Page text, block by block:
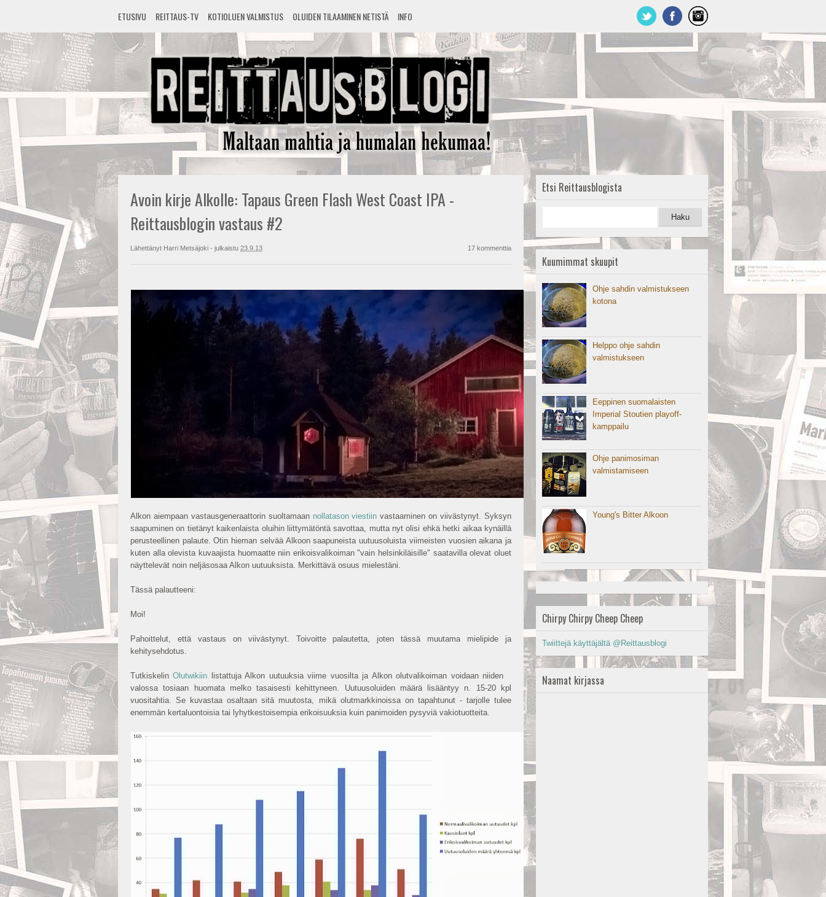
ETUSIVU REITTAUS-TV KOTIOLUEN VALMISTUS OLUIDEN TILAAMINEN NETISTÄ INFO
Avoin kirje Alkolle: Tapaus Green Flash West Coast IPA -
Reittausblogin vastaus #2
Lähettänyt Harri Metsäjoki - julkaistu 23.9.13 17 kommenttia
Alkon aiempaan vastausgeneraattorin suoltamaan nollatason viestiin vastaaminen on viivästynyt. Syksyn
saapuminen on tietänyt kaikenlaista oluihin liittymätöntä savottaa, mutta nyt olisi ehkä hetki aikaa kynäillä
perusteellinen palaute. Otin hieman selvää Alkoon saapuneista uutuusoluista viimeisten vuosien aikana ja
kuten alla olevista kuvaajista huomaatte niin erikoisvalikoiman "vain helsinkiläisille" saatavilla olevat oluet
näyttelevät noin neljäsosaa Alkon uutuuksista. Merkittävä osuus mielestäni.
Tässä palautteeni:
Moi!
Pahoittelut, että vastaus on viivästynyt. Toivoitte palautetta, joten tässä muutama mielipide ja
kehitysehdotus.
TutkiskelinOlutwikiin listattuja Alkon uutuuksia viime vuosilta ja Alkon olutvalikoiman voidaan niiden
valossa tosiaan huomata melko tasaisesti kehittyneen. Uutuusoluiden määrä lisääntyy n. 15-20 kpl
vuositahtia. Se kuvastaa osaltaan sitä muutosta, mikä olutmarkkinoissa on tapahtunut - tarjolle tulee
enemmän kertaluontoisia tai lyhytkestoisempia erikoisuuksia kuin panimoiden pysyviä vakiotuotteita.
Etsi Reittausblogista
Kuumimmat skuupit
Ohje sahdin valmistukseen
kotona
Helppo ohje sahdin
valmistukseen
Eeppinen suomalaisten
Imperial Stoutien playoff-
kamppailu
Ohje panimosiman
valmistamiseen
Young's Bitter Alkoon
Chirpy Chirpy Cheep Cheep
Twiittejä käyttäjältä @Reittausblogi
Naamat kirjassa